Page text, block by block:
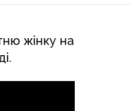
жінку на